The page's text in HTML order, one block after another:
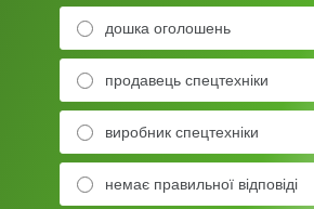
дошка оголошень
продавець спецтехніки
виробник спецтехніки
немає правильної відповіді